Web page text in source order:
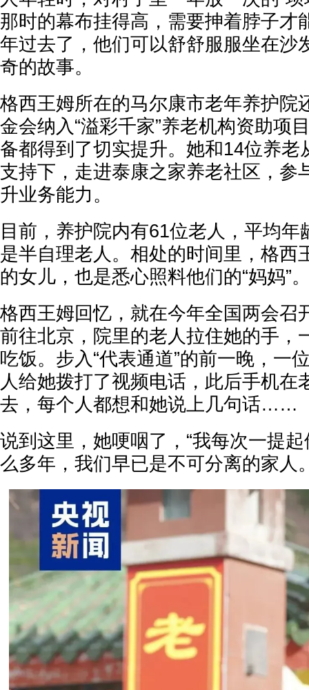
那时的幕布挂得高，需要抻着脖子才
年过去了，他们可以舒舒服服坐在沙
奇的故事。
格西王姆所在的马尔康市老年养护院
金会纳入“溢彩千家”养老机构资助项
备都得到了切实提升。她和14位养老
支持下，走进泰康之家养老社区，参
升业务能力。
目前，养护院内有61位老人，平均年
是半自理老人。相处的时间里，格西
的女儿，也是悉心照料他们的“妈妈”
格西王姆回忆，就在今年全国两会召
前往北京，院里的老人拉住她的手，
吃饭。步入“代表通道”的前一晚，一
人给她拨打了视频电话，此后手机在
去，每个人都想和她说上几句话……
说到这里，她哽咽了，“我每次一提
么多年，我们早已是不可分离的家人